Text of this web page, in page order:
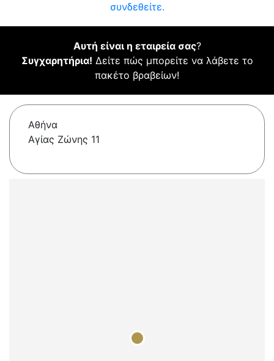
συνδεθείτε.
Αυτή είναι η εταιρεία σας?
Συγχαρητήρια! Δείτε πώς μπορείτε να λάβετε το
πακέτο βραβείων!
Αθήνα
Αγίας Ζώνης 11